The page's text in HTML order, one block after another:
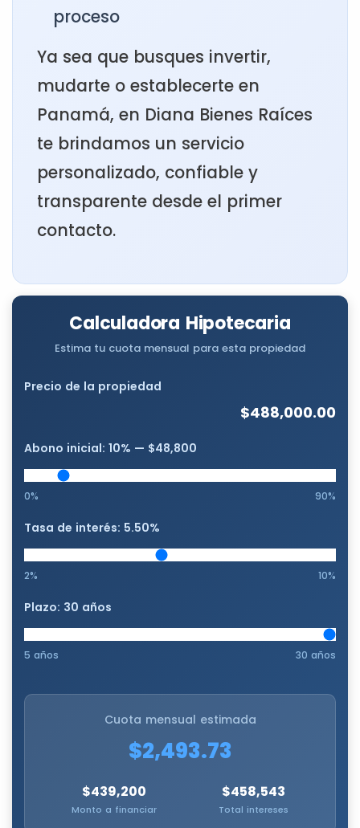
proceso
Ya sea que busques invertir,
mudarte o establecerte en
Panamá, en Diana Bienes Raíces
te brindamos un servicio
personalizado, confiable y
transparente desde el primer
contacto.
Calculadora Hipotecaria
Estima tu cuota mensual para esta propiedad
Precio de la propiedad
$488,000.00
Abono inicial: 10% — $48,800
0% 90%
Tasa de interés: 5.50%
2% 10%
Plazo: 30 años
5 años 30 años
Cuota mensual estimada
$2,493.73
$439,200
Monto a financiar
$458,543
Total intereses